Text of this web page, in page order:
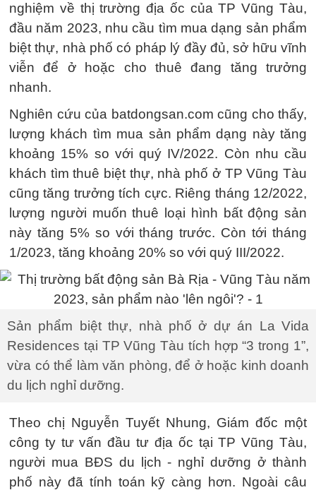
nghiệm về thị trường địa ốc của TP Vũng Tàu,
đầu năm 2023, nhu cầu tìm mua dạng sản phẩm
biệt thự, nhà phố có pháp lý đầy đủ, sở hữu vĩnh
viễn để ở hoặc cho thuê đang tăng trưởng
nhanh.
Nghiên cứu của batdongsan.com cũng cho thấy,
lượng khách tìm mua sản phẩm dạng này tăng
khoảng 15% so với quý IV/2022. Còn nhu cầu
khách tìm thuê biệt thự, nhà phố ở TP Vũng Tàu
cũng tăng trưởng tích cực. Riêng tháng 12/2022,
lượng người muốn thuê loại hình bất động sản
này tăng 5% so với tháng trước. Còn tới tháng
1/2023, tăng khoảng 20% so với quý III/2022.
Sản phẩm biệt thự, nhà phố ở dự án La Vida
Residences tại TP Vũng Tàu tích hợp “3 trong 1”,
vừa có thể làm văn phòng, để ở hoặc kinh doanh
du lịch nghỉ dưỡng.
Theo chị Nguyễn Tuyết Nhung, Giám đốc một
công ty tư vấn đầu tư địa ốc tại TP Vũng Tàu,
người mua BĐS du lịch - nghỉ dưỡng ở thành
phố này đã tính toán kỹ càng hơn. Ngoài câu